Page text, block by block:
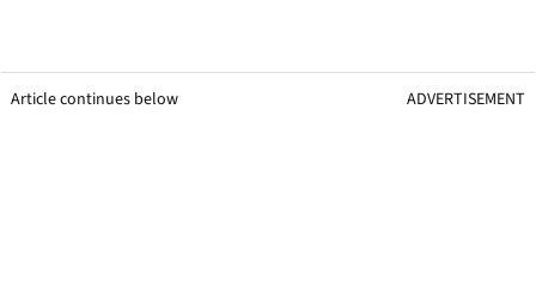
Article continues below ADVERTISEMENT